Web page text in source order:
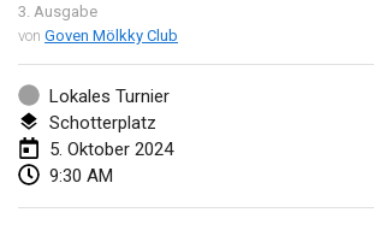
3 . Ausgabe
von Goven Mölkky Club
Lokales Turnier
Schotterplatz
5. Oktober 2024
9:30 AM
Open de Boulay Triplette
20. Jan. 2024|Frankreich
Tournoi Mixte ASPTTOM
20. Jan. 2024
Indoor Polish Open 2024 - Doubles